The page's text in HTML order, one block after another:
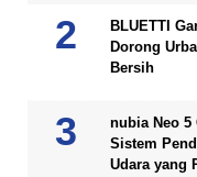
BLUETTI
Dorong
Bersih
nubia Neo
Sistem
Udara yang